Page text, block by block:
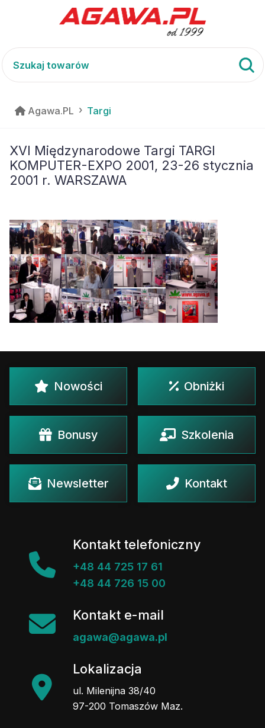
Agawa.PL Targi
XVI Międzynarodowe Targi TARGI
KOMPUTER-EXPO 2001, 23-26 stycznia
2001 r. WARSZAWA
Nowości Obniżki
Bonusy Szkolenia
Newsletter Kontakt
Kontakt telefoniczny
+48 44 725 17 61
+48 44 726 15 00
Kontakt e-mail
agawa@agawa.pl
Lokalizacja
ul. Milenijna 38/40
97-200 Tomaszów Maz.